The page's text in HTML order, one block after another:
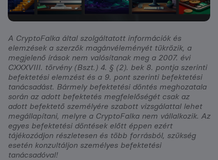
A CryptoFalka által szolgáltatott információk és
elemzések a szerzők magánvéleményét tükrözik, a
megjelenő írások nem valósítanak meg a 2007. évi
CXXXVIII. törvény (Bszt.) 4. § (2). bek 8. pontja szerinti
befektetési elemzést és a 9. pont szerinti befektetési
tanácsadást. Bármely befektetési döntés meghozatala
során az adott befektetés megfelelőségét csak az
adott befektető személyére szabott vizsgálattal lehet
megállapítani, melyre a CryptoFalka nem vállalkozik. Az
egyes befektetési döntések előtt éppen ezért
tájékozódjon részletesen és több forrásból, szükség
esetén konzultáljon személyes befektetési
tanácsadóval!